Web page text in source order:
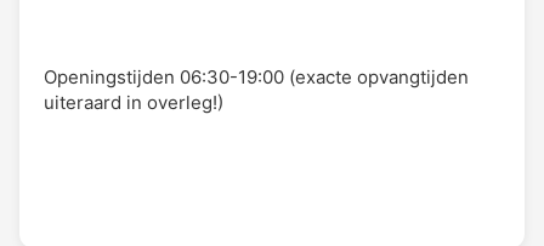
Openingstijden 06:30-19:00 (exacte opvangtijden
uiteraard in overleg!)